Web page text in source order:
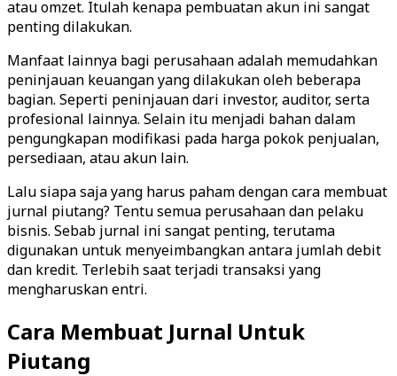
atau omzet. Itulah kenapa pembuatan akun ini sangat
penting dilakukan.
Manfaat lainnya bagi perusahaan adalah memudahkan
peninjauan keuangan yang dilakukan oleh beberapa
bagian. Seperti peninjauan dari investor, auditor, serta
profesional lainnya. Selain itu menjadi bahan dalam
pengungkapan modifikasi pada harga pokok penjualan,
persediaan, atau akun lain.
Lalu siapa saja yang harus paham dengan cara membuat
jurnal piutang? Tentu semua perusahaan dan pelaku
bisnis. Sebab jurnal ini sangat penting, terutama
digunakan untuk menyeimbangkan antara jumlah debit
dan kredit. Terlebih saat terjadi transaksi yang
mengharuskan entri.
Cara Membuat Jurnal Untuk
Piutang